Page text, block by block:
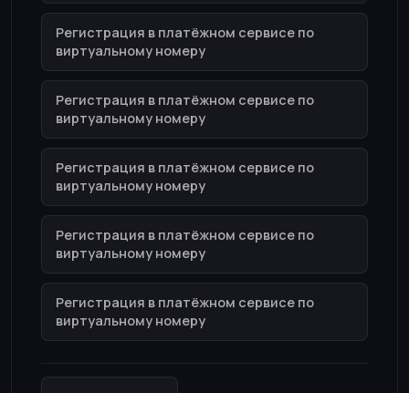
Регистрация в платёжном сервисе по
виртуальному номеру
Регистрация в платёжном сервисе по
виртуальному номеру
Регистрация в платёжном сервисе по
виртуальному номеру
Регистрация в платёжном сервисе по
виртуальному номеру
Регистрация в платёжном сервисе по
виртуальному номеру